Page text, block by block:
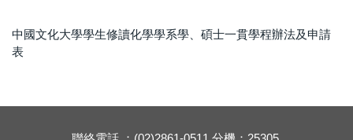
中國文化大學學生修讀化學學系學、碩士一貫學程辦法及申請
表